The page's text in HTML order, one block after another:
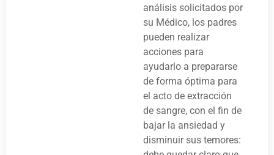
análisis solicitados por
su Médico, los padres
pueden realizar
acciones para
ayudarlo a prepararse
de forma óptima para
el acto de extracción
de sangre, con el fin de
bajar la ansiedad y
disminuir sus temores: